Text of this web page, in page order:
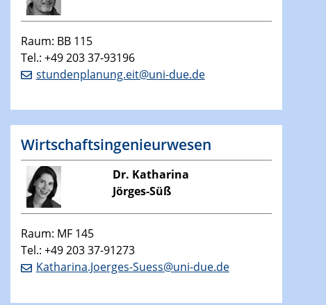
Raum: BB 115
Tel.: +49 203 37-93196
stundenplanung.eit@uni-due.de
Wirtschaftsingenieurwesen
Dr. Katharina
Jörges-Süß
Raum: MF 145
Tel.: +49 203 37-91273
Katharina.Joerges-Suess@uni-due.de